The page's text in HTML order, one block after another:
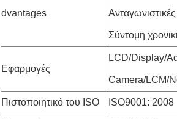
dvantages
Σύντομη
Εφαρμογές
LCD/Display/
Camera/LCM/
Πιστοποιητικό του ISO ISO9001: 2008